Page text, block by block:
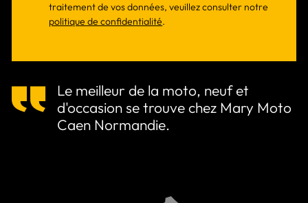
traitement de vos données, veuillez consulter notre
politique de confidentialité.
Le meilleur de la moto, neuf et
d'occasion se trouve chez Mary Moto
Caen Normandie.